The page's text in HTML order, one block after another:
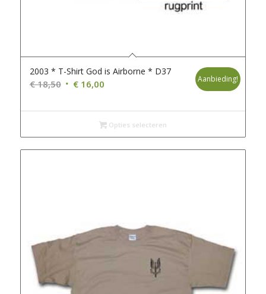
2003 * T-Shirt God is Airborne * D37
€18,50 Oorspronkelijke
was:
€16,00Huidige
is:
€ 16,00.
Aanbieding!
Opties selecteren